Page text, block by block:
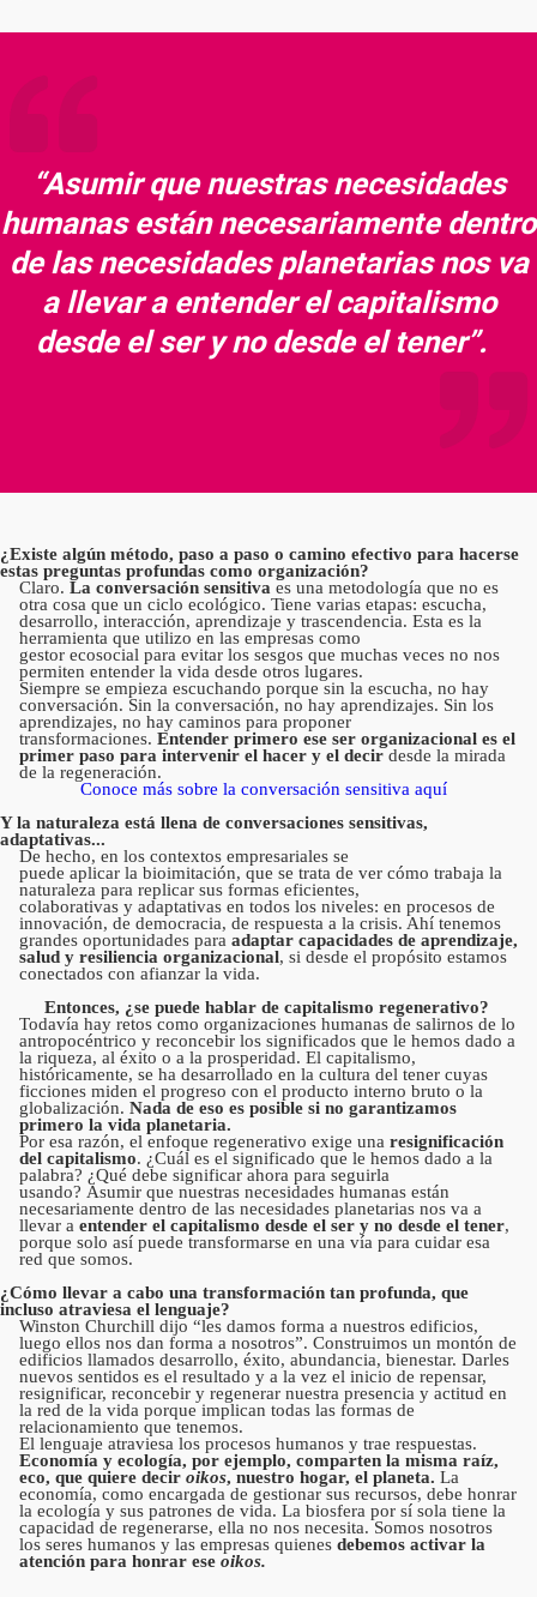
“Asumir que nuestras necesidades
humanas están necesariamente dentro
de las necesidades planetarias nos va
a llevar a entender el capitalismo
desde el ser y no desde el tener”.
¿Existe algún método, paso a paso o camino efectivo para hacerse
estas preguntas profundas como organización?
Claro. La conversación sensitiva es una metodología que no es
otra cosa que un ciclo ecológico. Tiene varias etapas: escucha,
desarrollo, interacción, aprendizaje y trascendencia. Esta es la
herramienta que utilizo en las empresas como
gestor ecosocial para evitar los sesgos que muchas veces no nos
permiten entender la vida desde otros lugares.
Siempre se empieza escuchando porque sin la escucha, no hay
conversación. Sin la conversación, no hay aprendizajes. Sin los
aprendizajes, no hay caminos para proponer
transformaciones. Entender primero ese ser organizacional es el
primer paso para intervenir el hacer y el decirdesde la mirada
de la regeneración.
Conoce más sobre la conversación sensitiva aquí
Y la naturaleza está llena de conversaciones sensitivas,
adaptativas...
De hecho, en los contextos empresariales se
puede aplicar la bioimitación, que se trata de ver cómo trabaja la
naturaleza para replicar sus formas eficientes,
colaborativas y adaptativas en todos los niveles: en procesos de
innovación, de democracia, de respuesta a la crisis. Ahí tenemos
grandes oportunidades para adaptar capacidades de aprendizaje,
salud y resiliencia organizacional, si desde el propósito estamos
conectados con afianzar la vida.
Entonces, ¿se puede hablar de capitalismo regenerativo?
Todavía hay retos como organizaciones humanas de salirnos de lo
antropocéntrico y reconcebir los significados que le hemos dado a
la riqueza, al éxito o a la prosperidad. El capitalismo,
históricamente, se ha desarrollado en la cultura del tener cuyas
ficciones miden el progreso con el producto interno bruto o la
globalización. Nada de eso es posible si no garantizamos
primero la vida planetaria.
Por esa razón, el enfoque regenerativo exige una resignificación
del capitalismo. ¿Cuál es el significado que le hemos dado a la
palabra? ¿Qué debe significar ahora para seguirla
usando? Asumir que nuestras necesidades humanas están
necesariamente dentro de las necesidades planetarias nos va a
llevar a entender el capitalismo desde el ser y no desde el tener,
porque solo así puede transformarse en una vía para cuidar esa
red que somos.
¿Cómo llevar a cabo una transformación tan profunda, que
incluso atraviesa el lenguaje?
Winston Churchill dijo “les damos forma a nuestros edificios,
luego ellos nos dan forma a nosotros”. Construimos un montón de
edificios llamados desarrollo, éxito, abundancia, bienestar. Darles
nuevos sentidos es el resultado y a la vez el inicio de repensar,
resignificar, reconcebir y regenerar nuestra presencia y actitud en
la red de la vida porque implican todas las formas de
relacionamiento que tenemos.
El lenguaje atraviesa los procesos humanos y trae respuestas.
Economía y ecología, por ejemplo, comparten la misma raíz,
eco, que quiere decir oikos, nuestro hogar, el planeta. La
economía, como encargada de gestionar sus recursos, debe honrar
la ecología y sus patrones de vida. La biosfera por sí sola tiene la
capacidad de regenerarse, ella no nos necesita. Somos nosotros
los seres humanos y las empresas quienes debemos activar la
atención para honrar ese oikos.